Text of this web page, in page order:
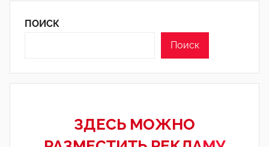
ПОИСК
Поиск
ЗДЕСЬ МОЖНО